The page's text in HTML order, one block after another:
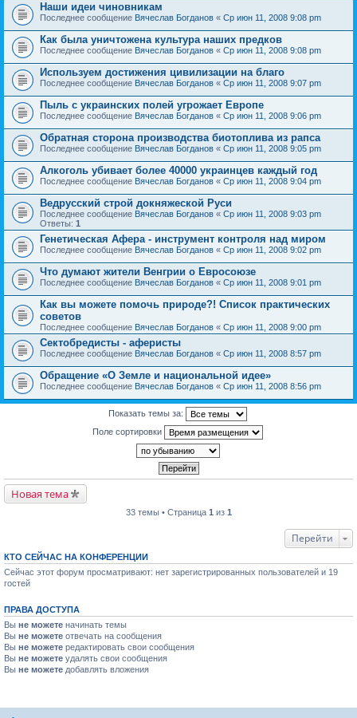
Наши идеи чиновникам
Последнее сообщение Вячеслав Богданов « Ср июн 11, 2008 9:08 pm
Как была уничтожена культура наших предков
Последнее сообщение Вячеслав Богданов « Ср июн 11, 2008 9:08 pm
Используем достижения цивилизации на благо
Последнее сообщение Вячеслав Богданов « Ср июн 11, 2008 9:07 pm
Пыль с украинских полей угрожает Европе
Последнее сообщение Вячеслав Богданов « Ср июн 11, 2008 9:06 pm
Обратная сторона производства биотоплива из рапса
Последнее сообщение Вячеслав Богданов « Ср июн 11, 2008 9:05 pm
Алкоголь убивает более 40000 украинцев каждый год
Последнее сообщение Вячеслав Богданов « Ср июн 11, 2008 9:04 pm
Ведрусский строй докняжеской Руси
Последнее сообщение Вячеслав Богданов « Ср июн 11, 2008 9:03 pm
Ответы: 1
Генетическая Афера - инструмент контроля над миром
Последнее сообщение Вячеслав Богданов « Ср июн 11, 2008 9:02 pm
Что думают жители Венгрии о Евросоюзе
Последнее сообщение Вячеслав Богданов « Ср июн 11, 2008 9:01 pm
Как вы можете помочь природе?! Список практических
советов
Последнее сообщение Вячеслав Богданов « Ср июн 11, 2008 9:00 pm
Сектобредисты - аферисты
Последнее сообщение Вячеслав Богданов « Ср июн 11, 2008 8:57 pm
Обращение «О Земле и национальной идее»
Последнее сообщение Вячеслав Богданов « Ср июн 11, 2008 8:56 pm
Показать темы за:
Поле сортировки
Новая тема
33 темы • Страница 1 из 1
Перейти
КТО СЕЙЧАС НА КОНФЕРЕНЦИИ
Сейчас этот форум просматривают: нет зарегистрированных пользователей и 19
гостей
ПРАВА ДОСТУПА
Вы не можете начинать темы
Вы не можете отвечать на сообщения
Вы не можете редактировать свои сообщения
Вы не можете удалять свои сообщения
Вы не можете добавлять вложения